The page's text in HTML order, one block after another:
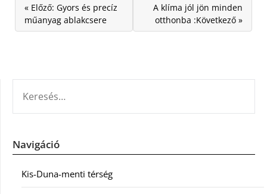
« Előző: Gyors és precíz
műanyag ablakcsere
A klíma jól jön minden
otthonba :Következő »
Navigáció
Kis-Duna-menti térség